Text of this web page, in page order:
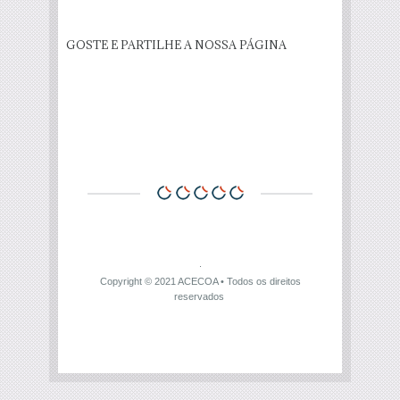
GOSTE E PARTILHE A NOSSA PÁGINA
Copyright © 2021 ACECOA• Todos os direitos
reservados